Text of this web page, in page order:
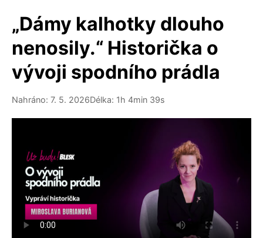
„Dámy kalhotky dlouho
nenosily.“ Historička o
vývoji spodního prádla
Nahráno: 7. 5. 2026Délka: 1h 4min 39s